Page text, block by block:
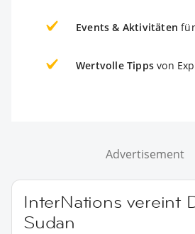
Events & Aktivitäten
Wertvolle Tipps von
Advertisement
InterNations vereint
Sudan